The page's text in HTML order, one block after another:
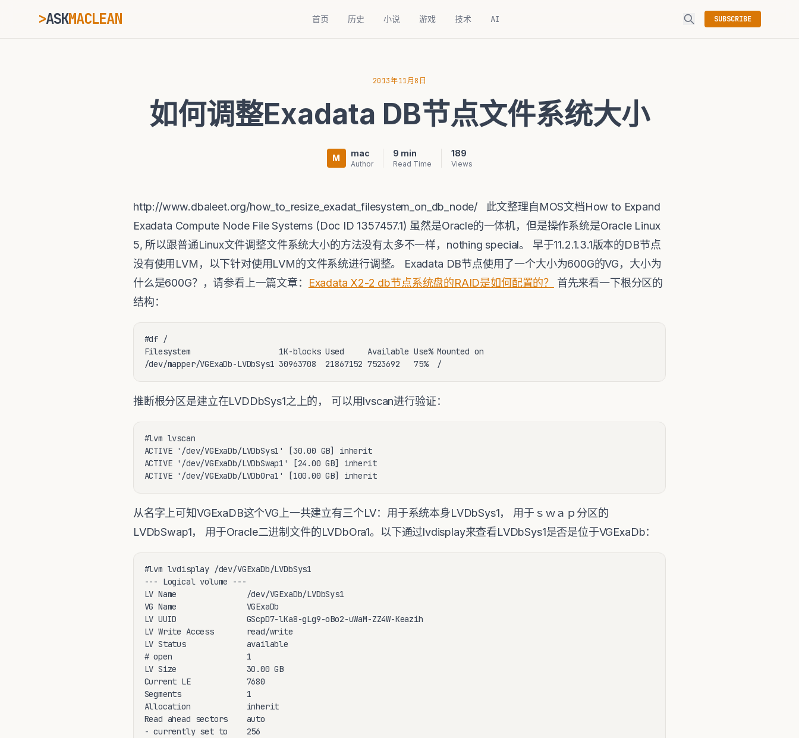
>ASKMACLEAN 首页 历史 小说 游戏 技术 AI SUBSCRIBE
2013年11月8日
如何调整Exadata DB节点文件系统大小
M mac
Author
9 min
Read Time
189
Views
http://www.dbaleet.org/how_to_resize_exadat_filesystem_on_db_node/ 此文整理自MOS文档How to Expand
Exadata Compute Node File Systems (Doc ID 1357457.1) 虽然是Oracle的一体机，但是操作系统是Oracle Linux
5, 所以跟普通Linux文件调整文件系统大小的方法没有太多不一样，nothing special。 早于11.2.1.3.1版本的DB节点
没有使用LVM，以下针对使用LVM的文件系统进行调整。 Exadata DB节点使用了一个大小为600G的VG，大小为
什么是600G？，请参看上一篇文章：
Exadata X2-2 db节点系统盘的RAID是如何配置的？
首先来看一下根分区的
结构：
#df /
Filesystem                   1K-blocks Used     Available Use% Mounted on
/dev/mapper/VGExaDb-LVDbSys1 30963708  21867152 7523692   75%  /
推断根分区是建立在LVDDbSys1之上的， 可以用lvscan进行验证：
#lvm lvscan
ACTIVE '/dev/VGExaDb/LVDbSys1' [30.00 GB] inherit
ACTIVE '/dev/VGExaDb/LVDbSwap1' [24.00 GB] inherit
ACTIVE '/dev/VGExaDb/LVDbOra1' [100.00 GB] inherit
从名字上可知VGExaDB这个VG上一共建立有三个LV：用于系统本身LVDbSys1， 用于ｓｗａｐ分区的
LVDbSwap1， 用于Oracle二进制文件的LVDbOra1。以下通过lvdisplay来查看LVDbSys1是否是位于VGExaDb：
#lvm lvdisplay /dev/VGExaDb/LVDbSys1
--- Logical volume ---
LV Name               /dev/VGExaDb/LVDbSys1
VG Name               VGExaDb
LV UUID               GScpD7-lKa8-gLg9-oBo2-uWaM-ZZ4W-Keazih
LV Write Access       read/write
LV Status             available
# open                1
LV Size               30.00 GB
Current LE            7680
Segments              1
Allocation            inherit
Read ahead sectors    auto
- currently set to    256